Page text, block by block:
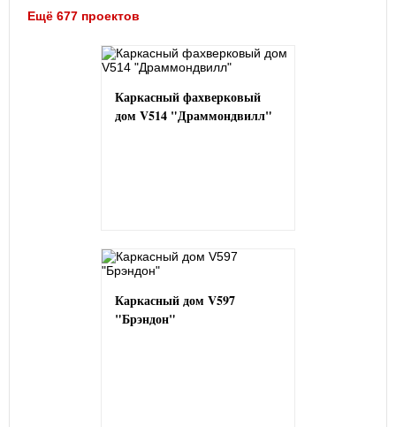
Ещё 677 проектов
Каркасный фахверковый
дом V514 "Драммондвилл"
Каркасный дом V597
"Брэндон"